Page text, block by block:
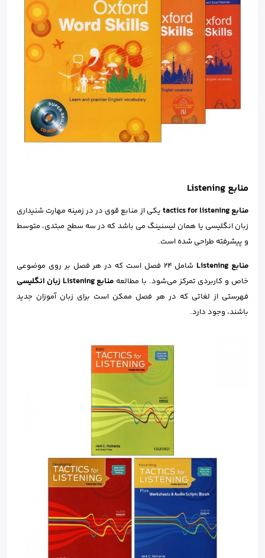
منابع
منابع tactics for listening
یکی از منابع قوی در در زمینه مهارت شنیداری
زبان انگلیسی یا همان لیسنینگ می باشد که در سه سطح مبتدی، متوسط
و پیشرفته طراحی شده است.
منابع
شامل 24 فصل است که در هر فصل بر روی موضوعی
خاص و کاربردی تمرکز می‌شود. با مطالعه منابع Listening
زبان انگلیسی
فهرستی از لغاتی که در هر فصل ممکن است برای زبان آموزان جدید
باشند، وجود دارد.